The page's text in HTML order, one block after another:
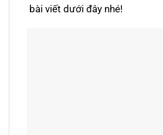
bài viết dưới đây nhé!